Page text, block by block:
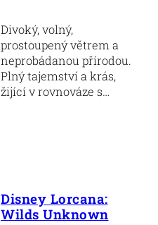
Divoký, volný,
prostoupený větrem a
neprobádanou přírodou.
Plný tajemství a krás,
žijící v rovnováze s…
Disney Lorcana:
Wilds Unknown